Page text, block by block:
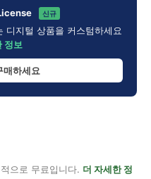
신규
디지털 상품을 커스텀하세요
정보
매하세요
으로 무료입니다. 더 자세한 정